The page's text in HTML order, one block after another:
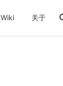
Wiki 关于